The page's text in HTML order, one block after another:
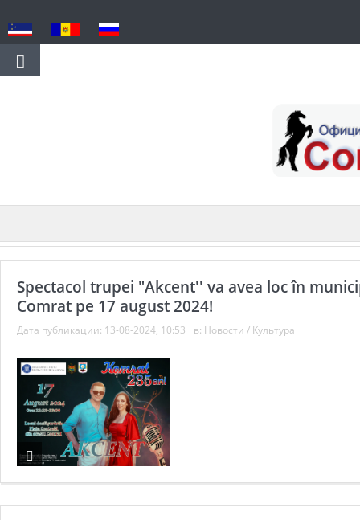
Spectacol trupei "Akcent'' va avea loc în
Comrat pe 17 august 2024!
Дата публикации: 13-08-2024, 10:53 в: Новости / Культура